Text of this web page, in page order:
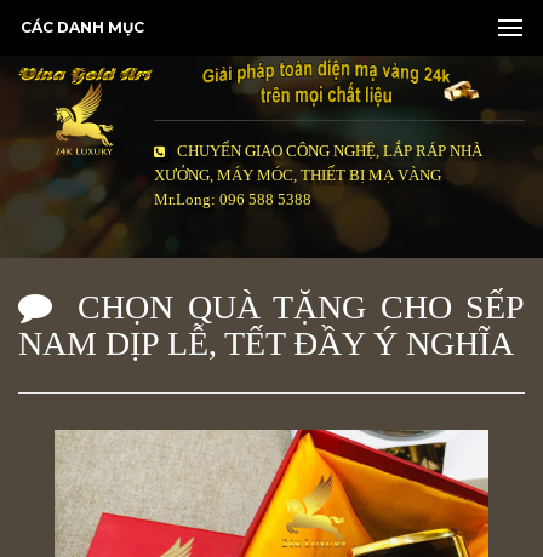
CÁC DANH MỤC
CHUYỂN GIAO CÔNG NGHỆ, LẮP RÁP NHÀ
XƯỞNG, MÁY MÓC, THIẾT BỊ MẠ VÀNG
Mr.Long: 096 588 5388
CHỌN QUÀ TẶNG CHO SẾP
NAM DỊP LỄ, TẾT ĐẦY Ý NGHĨA